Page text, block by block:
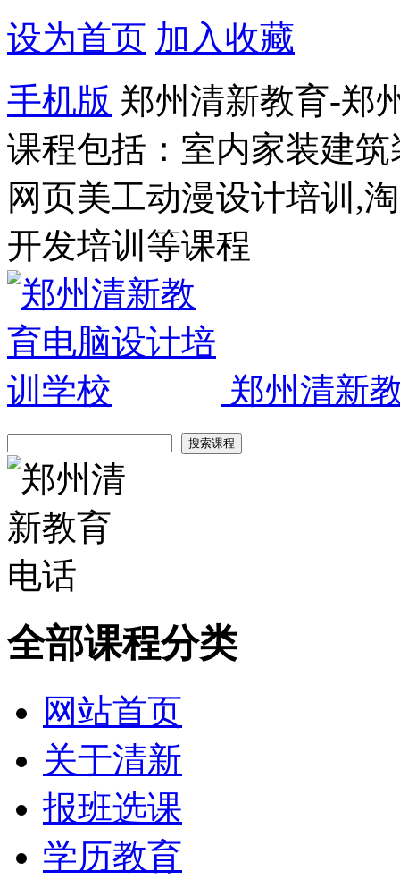
设为首页 加入收藏
手机版 郑州清新教育-郑
课程包括：室内家装建
网页美工动漫设计培训,
开发培训等课程
郑州清新
全部课程分类
网站首页
关于清新
报班选课
学历教育